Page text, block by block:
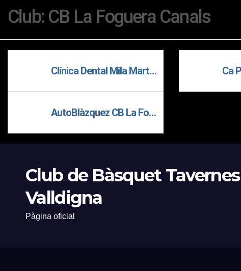
Club: CB La Foguera Canals
Clínica Dental Mila Martín CB La Foguera Canals
AutoBlàzquez CB La Foguera Canals
Club de Bàsquet
Valldigna
Pàgina oficial